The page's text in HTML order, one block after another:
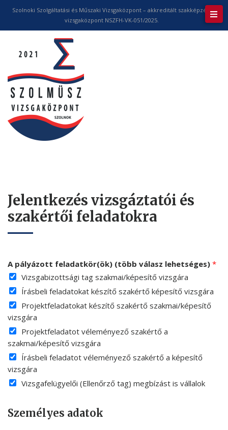
Szolnoki Szolgáltatási és Műszaki Vizsgaközpont – akkreditált szakképzési
vizsgaközpont NSZFH-VK-051/2025.
Jelentkezés vizsgáztatói és
szakértői feladatokra
A pályázott feladatkör(ök) (több válasz lehetséges) *
Vizsgabizottsági tag szakmai/képesítő vizsgára
Írásbeli feladatokat készítő szakértő képesítő vizsgára
Projektfeladatokat készítő szakértő szakmai/képesítő
vizsgára
Projektfeladatot véleményező szakértő a
szakmai/képesítő vizsgára
Írásbeli feladatot véleményező szakértő a képesítő
vizsgára
Vizsgafelügyelői (Ellenőrző tag) megbízást is vállalok
Személyes adatok